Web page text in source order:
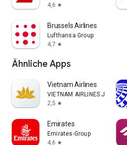
4,6 star
Brussels Airlines
Lufthansa Group
4,7 star
Ähnliche Apps
Vietnam Airlines
VIETNAM AIRLINES JOINT
2,5 star
Emirates
Emirates-Group
4,6 star